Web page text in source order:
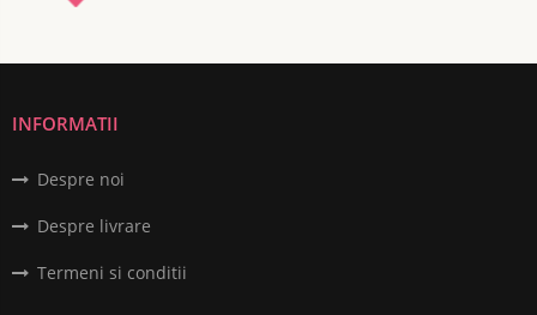
INFORMATII
Despre noi
Despre livrare
Termeni si conditii